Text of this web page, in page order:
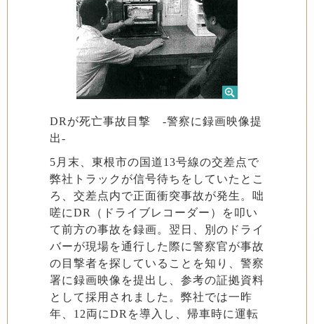
DRが死亡事故目撃 -警察に録画映像提
出-
5月末、東根市の国道13号線の交差点で
弊社トラックが信号待ちをしていたとこ
ろ、交差点内で正面衝突事故が発生。咄
嗟にDR（ドライブレコーダー）を叩い
て前方の事故を録画。翌日、別のドライ
バーが現場を通行した際に警察官が事故
の目撃者を探していることを知り、警察
署に録画映像を提出し、参考の証拠資料
として採用されました。弊社では一昨
年、12両にDRを導入し、帰車時に運転